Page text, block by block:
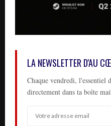
LA NEWSLETTER D'AU
Chaque vendredi, l'essentiel
directement dans ta boîte